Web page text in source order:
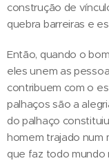
construção de
quebra barreiras e
Então, quando o
eles unem as
contribuem com o
palhaços são a
do palhaço
homem trajado num
que faz todo mundo